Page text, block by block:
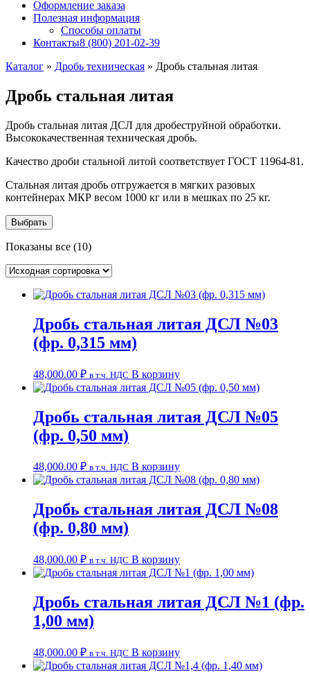
Оформление заказа
Полезная информация
Способы оплаты
Контакты8 (800) 201-02-39
Каталог » Дробь техническая » Дробь стальная литая
Дробь стальная литая
Дробь стальная литая ДСЛ для дробеструйной обработки.
Высококачественная техническая дробь.
Качество дроби стальной литой соответствует ГОСТ 11964-81.
Стальная литая дробь отгружается в мягких разовых
контейнерах МКР весом 1000 кг или в мешках по 25 кг.
Выбрать
Показаны все (10)
Дробь стальная литая ДСЛ №03
(фр. 0,315 мм)
48,000.00 ₽ в т.ч. НДС В корзину
Дробь стальная литая ДСЛ №05
(фр. 0,50 мм)
48,000.00 ₽ в т.ч. НДС В корзину
Дробь стальная литая ДСЛ №08
(фр. 0,80 мм)
48,000.00 ₽ в т.ч. НДС В корзину
Дробь стальная литая ДСЛ №1 (фр.
1,00 мм)
48,000.00 ₽ в т.ч. НДС В корзину